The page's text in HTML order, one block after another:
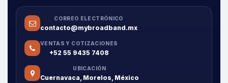
CORREO ELECTRÓNICO
contacto@mybroadband.mx
VENTAS Y COTIZACIONES
+52 55 9435 7408
UBICACIÓN
Cuernavaca, Morelos, México